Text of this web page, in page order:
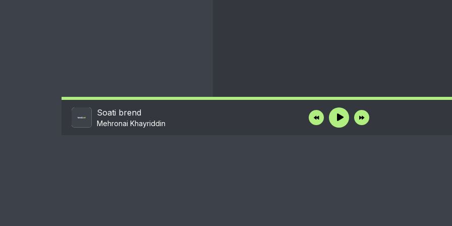
Soati brend
Mehronai Khayriddin